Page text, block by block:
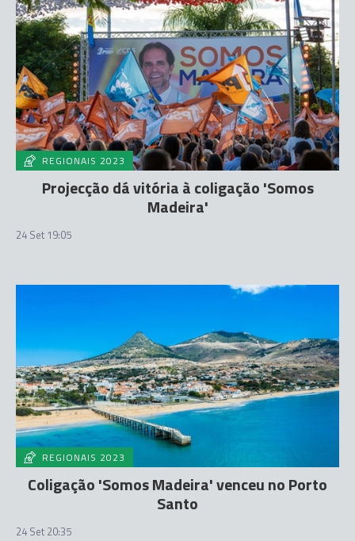
REGIONAIS 2023
Projecção dá vitória à coligação 'Somos
Madeira'
24 Set 19:05
REGIONAIS 2023
Coligação 'Somos Madeira' venceu no Porto
Santo
24 Set 20:35